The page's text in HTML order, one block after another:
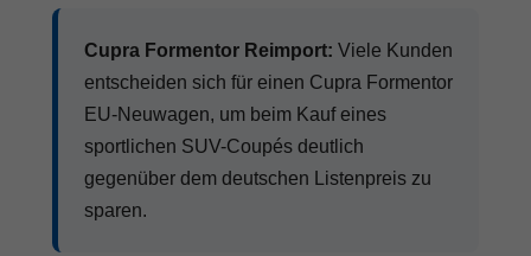
Cupra Formentor Reimport: Viele Kunden
entscheiden sich für einen Cupra Formentor
EU-Neuwagen, um beim Kauf eines
sportlichen SUV-Coupés deutlich
gegenüber dem deutschen Listenpreis zu
sparen.